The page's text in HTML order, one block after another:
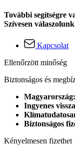
További segítségre
Szívesen
Kapcsolat
Ellenőrzött minőség
Biztonságos és
Ingyenes
Biztonságos
Kényelmesen fizethet